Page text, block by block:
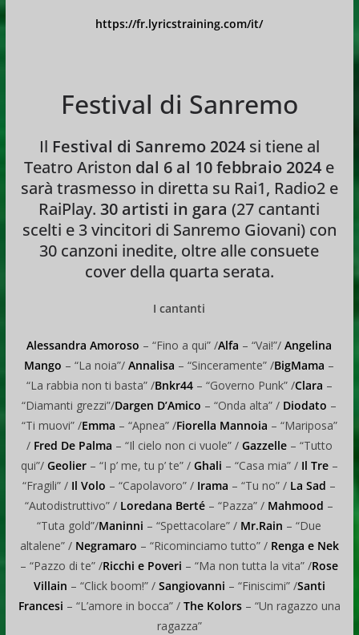
https://fr.lyricstraining.com/it/
Festival di Sanremo
Il Festival di Sanremo 2024si tiene al
Teatro Ariston dal 6 al 10 febbraio 2024 e
sarà trasmesso in diretta su Rai1, Radio2 e
RaiPlay.30 artisti in gara (27 cantanti
scelti e 3 vincitori di Sanremo Giovani) con
30 canzoni inedite, oltre alle consuete
cover della quarta serata.
I cantanti
Alessandra Amoroso – “Fino a qui” /Alfa – “Vai!”/Angelina
Mango – “La noia”/Annalisa – “Sinceramente” /BigMama –
“La rabbia non ti basta” /Bnkr44– “Governo Punk” /Clara –
“Diamanti grezzi”/Dargen D’Amico – “Onda alta” / Diodato –
“Ti muovi” /Emma – “Apnea” /Fiorella Mannoia – “Mariposa”
/ Fred De Palma – “Il cielo non ci vuole” / Gazzelle– “Tutto
qui”/ Geolier– “I p’ me, tu p’ te” / Ghali – “Casa mia” / Il Tre–
“Fragili” / Il Volo – “Capolavoro” / Irama – “Tu no” / La Sad –
“Autodistruttivo” / Loredana Berté – “Pazza” / Mahmood –
“Tuta gold”/Maninni – “Spettacolare” / Mr.Rain – “Due
altalene” / Negramaro – “Ricominciamo tutto” / Renga e Nek
– “Pazzo di te” /Ricchi e Poveri – “Ma non tutta la vita” /Rose
Villain – “Click boom!” / Sangiovanni – “Finiscimi” /Santi
Francesi – “L’amore in bocca” / The Kolors– “Un ragazzo una
ragazza”